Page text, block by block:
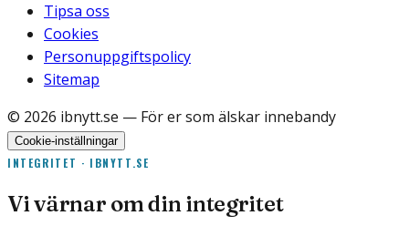
Tipsa oss
Cookies
Personuppgiftspolicy
Sitemap
© 2026 ibnytt.se — För er som älskar innebandy
Cookie-inställningar
INTEGRITET · IBNYTT.SE
Vi värnar om din integritet